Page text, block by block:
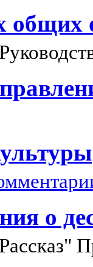
общих
о